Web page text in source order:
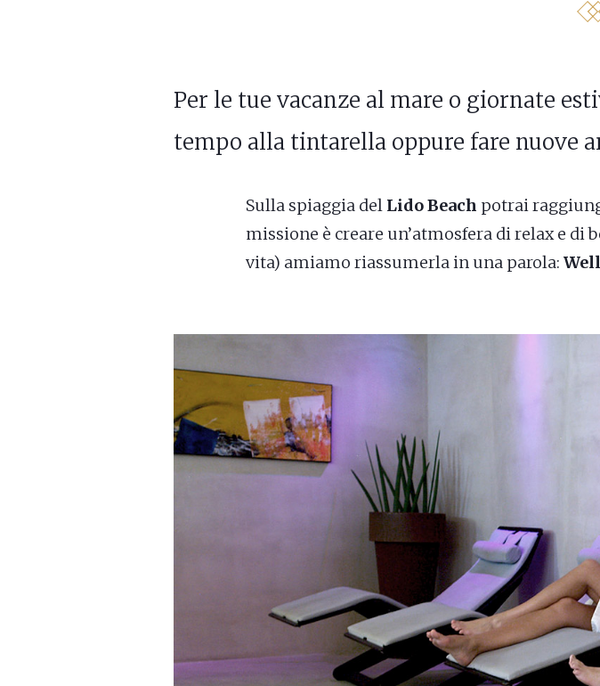
Per le tue vacanze al mare o giornate
tempo alla tintarella oppure fare nuove
Sulla spiaggia del Lido Beach potrai
missione è creare un’atmosfera di relax e di
vita) amiamo riassumerla in una parola: